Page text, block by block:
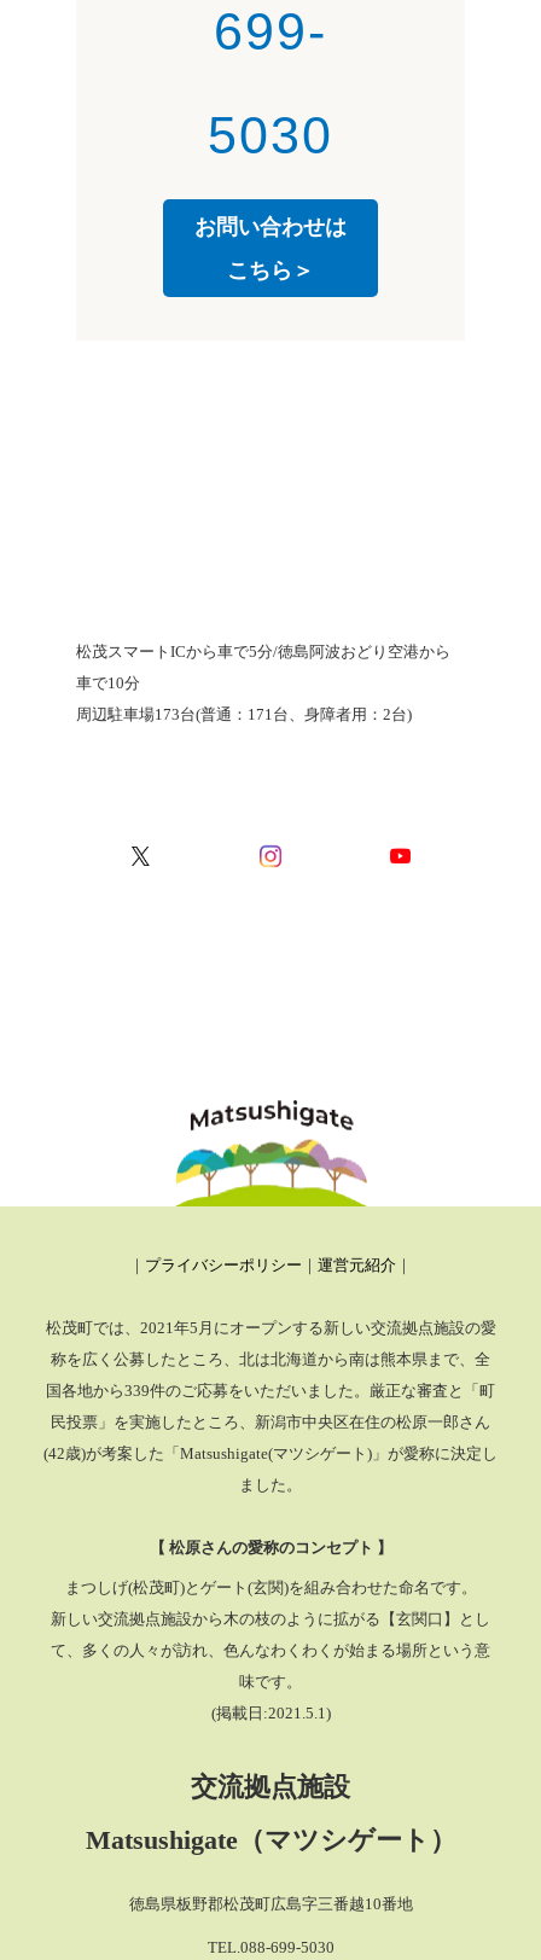
699-
5030
お問い合わせは
こちら＞
松茂スマートICから車で5分/徳島阿波おどり空港から
車で10分
周辺駐車場173台(普通：171台、身障者用：2台)
｜ プライバシーポリシー ｜ 運営元紹介 ｜
松茂町では、2021年5月にオープンする新しい交流拠点施設の愛
称を広く公募したところ、 北は北海道から南は熊本県まで、全
国各地から339件のご応募をいただいました。厳正な審査と「町
民投票」を実施したところ、 新潟市中央区在住の松原一郎さん
(42歳)が考案した「Matsushigate(マツシゲート)」が愛称に決定し
ました。
【 松原さんの愛称のコンセプト 】
まつしげ(松茂町)とゲート(玄関)を組み合わせた命名です。
新しい交流拠点施設から木の枝のように拡がる【玄関口】とし
て、多くの人々が訪れ、色んなわくわくが始まる場所という意
味です。
(掲載日:2021.5.1)
交流拠点施設
Matsushigate（マツシゲート）
徳島県板野郡松茂町広島字三番越10番地
TEL.088-699-5030